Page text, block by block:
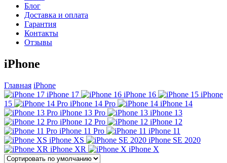
Блог
Доставка и оплата
Гарантия
Контакты
Отзывы
iPhone
Главная iPhone
iPhone 17
iPhone 16
iPhone
15
iPhone 14 Pro
iPhone 14
iPhone 13 Pro
iPhone 13
iPhone 12 Pro
iPhone 12
iPhone 11 Pro
iPhone 11
iPhone XS
iPhone SE 2020
iPhone XR
iPhone X